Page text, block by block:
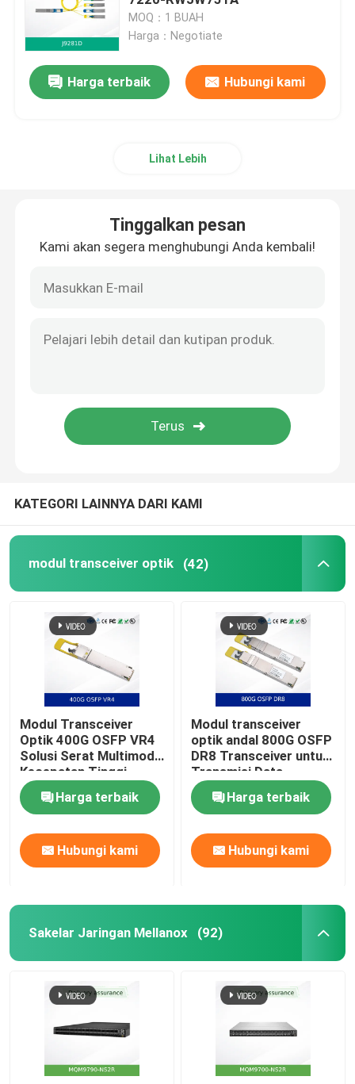
modul transceiver optik
Sakelar Jaringan Mellanox
Transceiver Optik Mellanox
Saklar Jaringan Nvidia
kartu jaringan NVIDIA
Transceiver optik NVIDIA
Lisensi Jaringan Ekstrim
Titik Akses Nirkabel Ruckus
Sakelar Jaringan Ruckus
Titik Akses Nirkabel Aruba
Sakelar Aruba
Sakelar CISCO
Kabel dan Aksesori Fiber Optik
MOQ：1 BUAH
Harga：Negotiate
Harga terbaik Hubungi kami
Lihat Lebih
Tinggalkan pesan
Kami akan segera menghubungi Anda kembali!
KATEGORI LAINNYA DARI KAMI
modul transceiver optik (42)
Modul Transceiver
Optik 400G OSFP VR4
Solusi Serat Multimode
Kecepatan Tinggi
Harga terbaik
Hubungi kami
Modul transceiver
optik andal 800G OSFP
DR8 Transceiver untuk
Transmisi Data
Berkinerja Tinggi
Harga terbaik
Hubungi kami
Sakelar Jaringan Mellanox (92)